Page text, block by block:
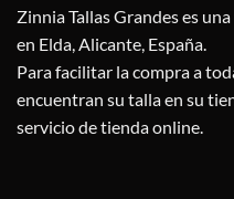
Zinnia Tallas Grandes es
en Elda, Alicante, España.
Para facilitar la compra a
encuentran su talla en su
servicio de tienda online.